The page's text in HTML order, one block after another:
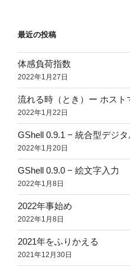
最近の投稿
体感負荷指数
2022年1月27日
流れる時（とき）ー ホスト
2022年1月22日
GShell 0.9.1 − 統合型デジ
2022年1月20日
GShell 0.9.0 − 絵文字入力
2022年1月8日
2022年事始め
2022年1月8日
2021年をふりかえる
2021年12月30日